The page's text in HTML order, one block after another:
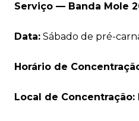
Serviço — Banda Mole
Data: Sábado de pré-
Horário de
Local de Concentração: